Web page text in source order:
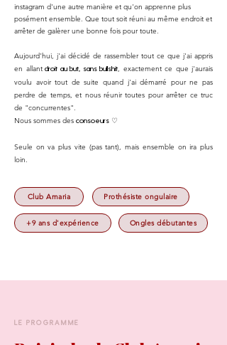
instagram d'une autre manière et qu'on apprenne plus
posément ensemble. Que tout soit réuni au même endroit et
arrêter de galèrer une bonne fois pour toute.
Aujourd'hui, j'ai décidé de rassembler tout ce que j'ai appris
en allantdroit au but, sans bullshit, exactement ce que j'aurais
voulu avoir tout de suite quand j'ai démarré pour ne pas
perdre de temps, et nous réunir toutes pour arrêter ce truc
de "concurrentes".
Nous sommes des consoeurs ♡
Seule on va plus vite (pas tant), mais ensemble on ira plus
loin.
Club Amaria Prothésiste ongulaire
+9 ans d'expérience Ongles débutantes
LE PROGRAMME